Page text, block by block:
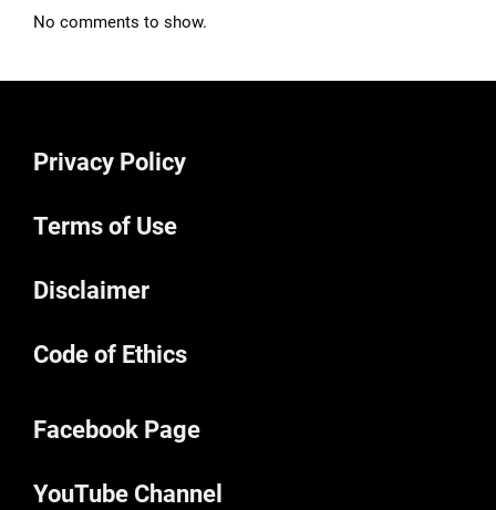
No comments to show.
Privacy Policy
Terms of Use
Disclaimer
Code of Ethics
Facebook Page
YouTube Channel